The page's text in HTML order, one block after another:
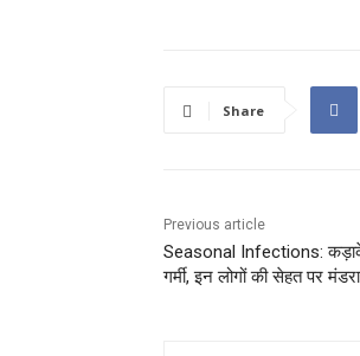
Share
Previous article
Seasonal Infections:
गर्मी, इन लोगों की सेहत पर